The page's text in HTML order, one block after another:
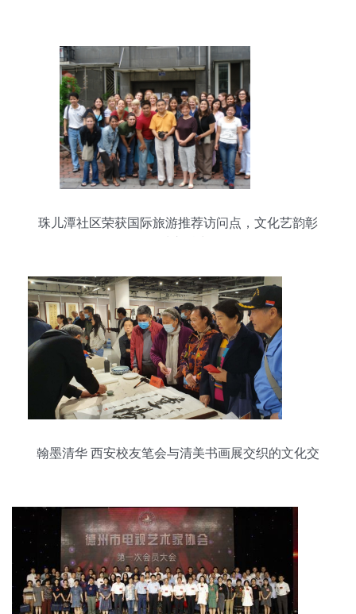
珠儿潭社区荣获国际旅游推荐访问点，文化艺韵彰
翰墨清华 西安校友笔会与清美书画展交织的文化交